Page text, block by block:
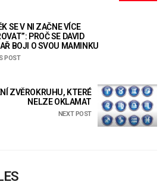
SE V NI ZAČNE VÍCE
PROČ SE DAVID
BOJI O SVOU MAMINKU
POST
ZVĚROKRUHU, KTERÉ
NELZE OKLAMAT
NEXT POST